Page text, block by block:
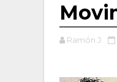
Ramón J.